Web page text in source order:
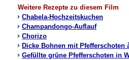
Weitere Rezepte zu diesem Film
Chabela-Hochzeitskuchen
Champandongo-Auflauf
Chorizo
Dicke Bohnen mit Pfefferschoten
Gefüllte grüne Pfefferschoten in